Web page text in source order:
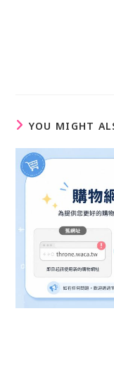
YOU MIGHT